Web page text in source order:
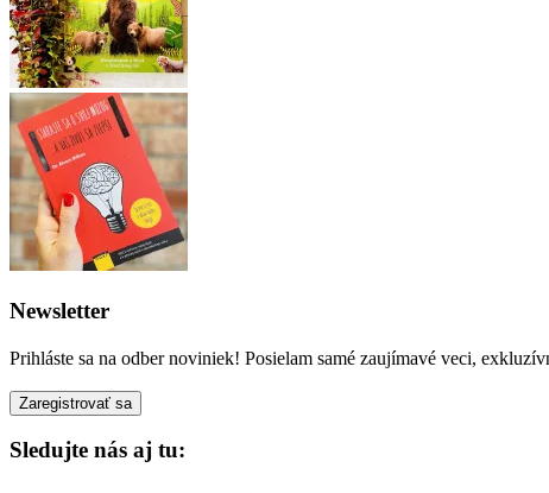
Newsletter
Prihláste sa na odber noviniek! Posielam samé zaujímavé veci,
Sledujte nás aj tu: